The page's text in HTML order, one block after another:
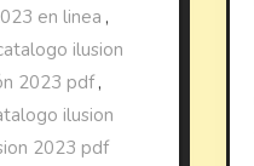
en linea ,
ilusion
2023 pdf,
ilusion
2023 pdf